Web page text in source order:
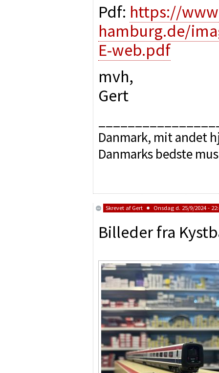
Pdf: https://
hamburg.de/
E-web.pdf
mvh,
Gert
Danmark, mit andet
Danmarks bedste
Skrevet af Gert Onsdag d. 25/9/2024 -
Billeder fra